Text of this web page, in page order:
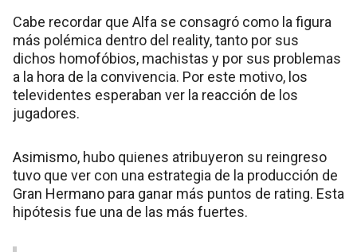
Cabe recordar que Alfa se consagró como la figura
más polémica dentro del reality, tanto por sus
dichos homofóbios, machistas y por sus problemas
a la hora de la convivencia. Por este motivo, los
televidentes esperaban ver la reacción de los
jugadores.
Asimismo, hubo quienes atribuyeron su reingreso
tuvo que ver con una estrategia de la producción de
Gran Hermano para ganar más puntos de rating. Esta
hipótesis fue una de las más fuertes.